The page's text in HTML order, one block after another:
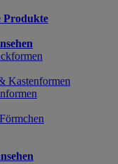
Produkte
Kastenformen